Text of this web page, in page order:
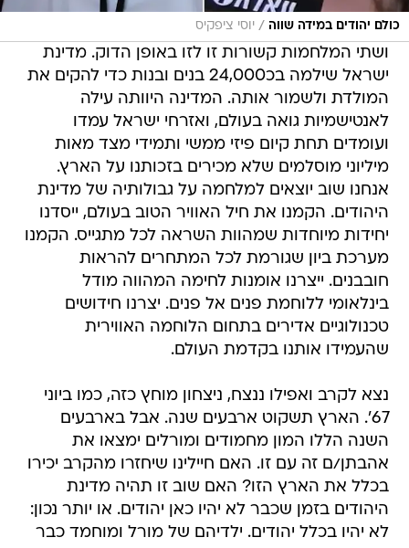
כולם יהודים במידה שווה / יוסי ציפקיס
ושתי המלחמות קשורות זו לזו באופן הדוק. מדינת
ישראל שילמה בכ24,000 בנים ובנות כדי להקים את
המולדת ולשמור אותה. המדינה היוותה עילה
לאנטישמיות גואה בעולם, ואזרחי ישראל עמדו
ועומדים תחת קיום פיזי ממשי ותמידי מצד מאות
מיליוני מוסלמים שלא מכירים בזכותנו על הארץ.
אנחנו שוב יוצאים למלחמה על גבולותיה של מדינת
היהודים. הקמנו את חיל האוויר הטוב בעולם, ייסדנו
יחידות מיוחדות שמהוות השראה לכל מתגייס. הקמנו
מערכת ביון שגורמת לכל המתחרים להראות
חובבנים. ייצרנו אומנות לחימה המהווה מודל
בינלאומי ללוחמת פנים אל פנים. יצרנו חידושים
טכנולוגיים אדירים בתחום הלוחמה האווירית
שהעמידו אותנו בקדמת העולם.
נצא לקרב ואפילו ננצח, ניצחון מוחץ כזה, כמו ביוני
67'. הארץ תשקוט ארבעים שנה. אבל בארבעים
השנה הללו המון מחמודים ומורלים ימצאו את
אהבתן/ם זה עם זו. האם חיילינו שיחזרו מהקרב יכירו
בכלל את הארץ הזו? האם שוב זו תהיה מדינת
היהודים בזמן שכבר לא יהיו כאן יהודים. או יותר נכון:
לא יהיו בכלל יהודים. ילדיהם של מורל ומוחמד כבר